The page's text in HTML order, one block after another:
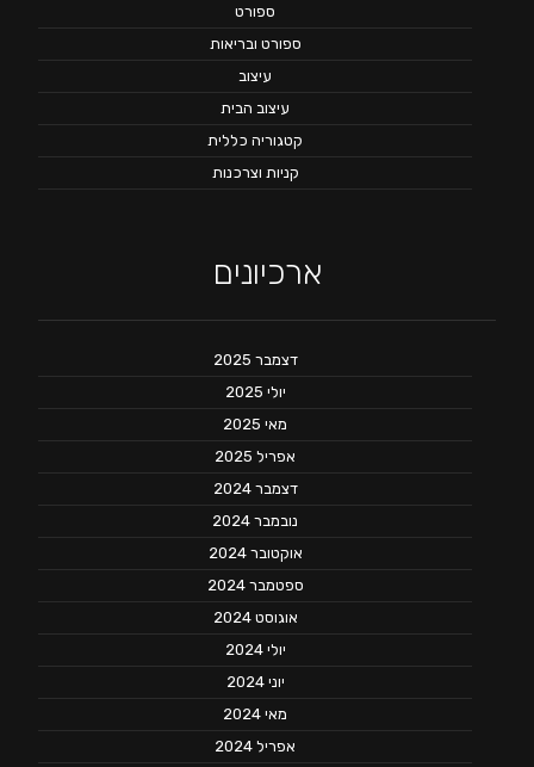
ספורט
ספורט ובריאות
עיצוב
עיצוב הבית
קטגוריה כללית
קניות וצרכנות
ארכיונים
דצמבר 2025
יולי 2025
מאי 2025
אפריל 2025
דצמבר 2024
נובמבר 2024
אוקטובר 2024
ספטמבר 2024
אוגוסט 2024
יולי 2024
יוני 2024
מאי 2024
אפריל 2024